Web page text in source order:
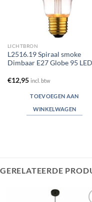
LICHTBRON
L2516.19 Spiraal smoke
Dimbaar E27 Globe 95
€12,95 incl. btw
TOEVOEGEN AAN
WINKELWAGEN
GERELATEERDE